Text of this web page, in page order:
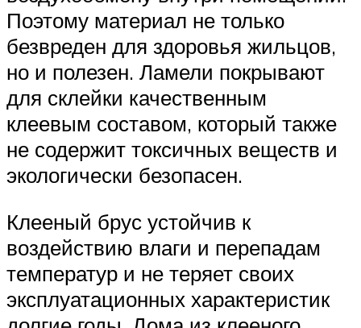
Поэтому материал не только
безвреден для здоровья жильцов,
но и полезен. Ламели покрывают
для склейки качественным
клеевым составом, который также
не содержит токсичных веществ и
экологически безопасен.
Клееный брус устойчив к
воздействию влаги и перепадам
температур и не теряет своих
эксплуатационных характеристик